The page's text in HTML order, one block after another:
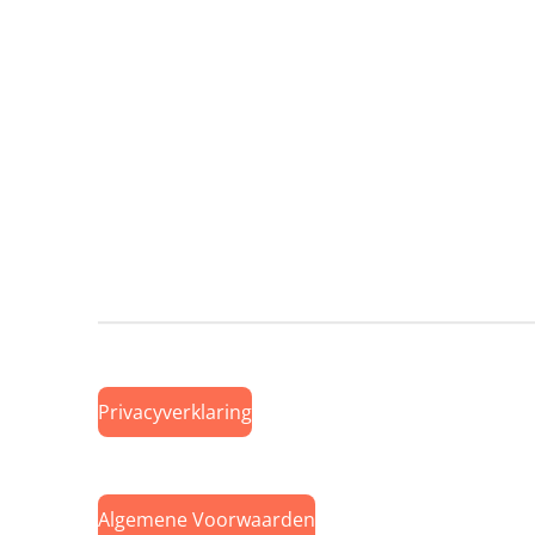
Privacyverklaring
Algemene Voorwaarden